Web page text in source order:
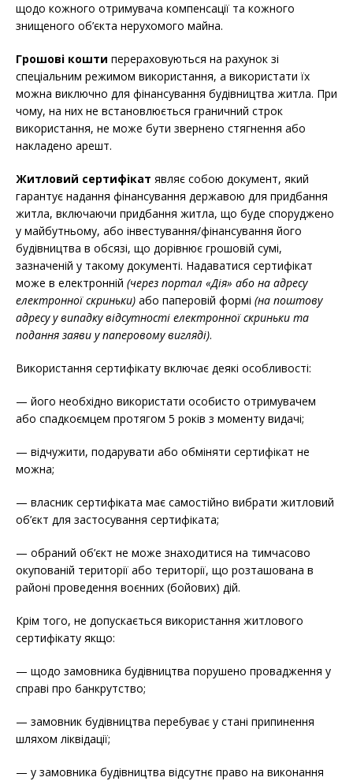
щодо кожного отримувача компенсації та кожного
знищеного об’єкта нерухомого майна.
Грошові кошти перераховуються на рахунок зі
спеціальним режимом використання, а використати їх
можна виключно для фінансування будівництва житла. При
чому, на них не встановлюється граничний строк
використання, не може бути звернено стягнення або
накладено арешт.
Житловий сертифікат являє собою документ, який
гарантує надання фінансування державою для придбання
житла, включаючи придбання житла, що буде споруджено
у майбутньому, або інвестування/фінансування його
будівництва в обсязі, що дорівнює грошовій сумі,
зазначеній у такому документі. Надаватися сертифікат
може в електронній (через портал «Дія» або на адресу
електронної скриньки) або паперовій формі (на поштову
адресу у випадку відсутності електронної скриньки та
подання заяви у паперовому вигляді).
Використання сертифікату включає деякі особливості:
— його необхідно використати особисто отримувачем
або спадкоємцем протягом 5 років з моменту видачі;
— відчужити, подарувати або обміняти сертифікат не
можна;
— власник сертифіката має самостійно вибрати житловий
об’єкт для застосування сертифіката;
— обраний об’єкт не може знаходитися на тимчасово
окупованій території або території, що розташована в
районі проведення воєнних (бойових) дій.
Крім того, не допускається використання житлового
сертифікату якщо:
— щодо замовника будівництва порушено провадження у
справі про банкрутство;
— замовник будівництва перебуває у стані припинення
шляхом ліквідації;
— у замовника будівництва відсутнє право на виконання